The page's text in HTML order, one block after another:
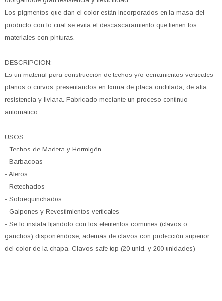
Los pigmentos que dan el color están incorporados en la masa del
producto con lo cual se evita el descascaramiento que tienen los
materiales con pinturas.
DESCRIPCION:
Es un material para construcción de techos y/o cerramientos verticales
planos o curvos, presentandos en forma de placa ondulada, de alta
resistencia y liviana. Fabricado mediante un proceso continuo
automático.
USOS:
- Techos de Madera y Hormigón
- Barbacoas
- Aleros
- Retechados
- Sobrequinchados
- Galpones y Revestimientos verticales
- Se lo instala fijandolo con los elementos comunes (clavos o
ganchos) disponiéndose, además de clavos con protección superior
del color de la chapa. Clavos safe top (20 unid. y 200 unidades)